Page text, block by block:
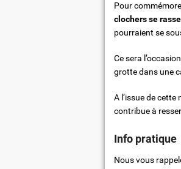
Pour
clochers se
pourraient se
Ce sera
grotte dans une
A l’issue de
contribue à
Info pratique
Nous vous